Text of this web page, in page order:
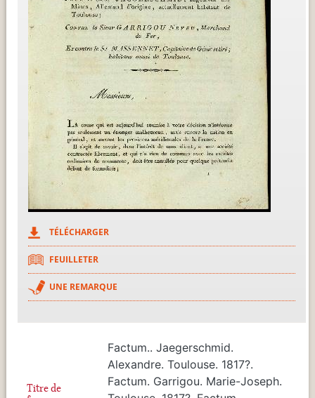
TÉLÉCHARGER
FEUILLETER
UNE REMARQUE
Titre de
Factum.. Jaegerschmid.
Alexandre. Toulouse. 1817?.
Factum. Garrigou. Marie-Joseph.